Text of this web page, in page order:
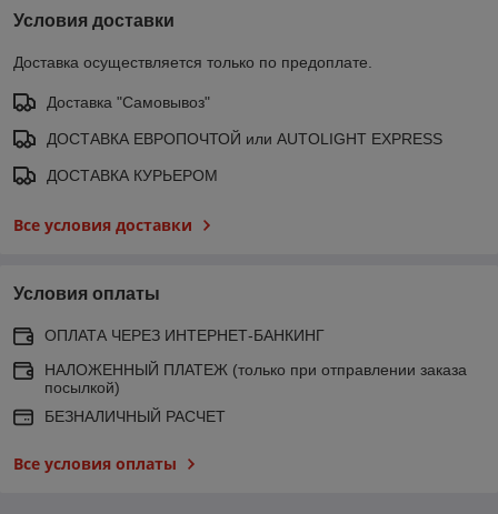
Условия доставки
Доставка осуществляется только по предоплате.
Доставка "Самовывоз"
ДОСТАВКА ЕВРОПОЧТОЙ или AUTOLIGHT EXPRESS
ДОСТАВКА КУРЬЕРОМ
Все условия доставки
Условия оплаты
ОПЛАТА ЧЕРЕЗ ИНТЕРНЕТ-БАНКИНГ
НАЛОЖЕННЫЙ ПЛАТЕЖ (только при отправлении заказа
посылкой)
БЕЗНАЛИЧНЫЙ РАСЧЕТ
Все условия оплаты